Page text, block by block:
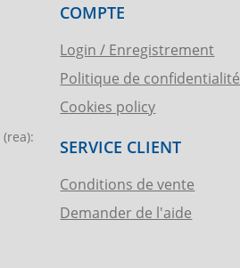
(rea):
COMPTE
Login / Enregistrement
Politique de confidentialité
Cookies policy
SERVICE CLIENT
Conditions de vente
Demander de l'aide